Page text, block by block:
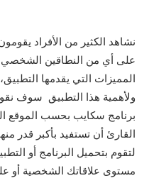
نشاهد الكثير من الأفراد
على أي من النطاقين الشخصي
المميزات التي يقدمها
ولأهمية هذا التطبيق سوف
برنامج سكايب بحسب الموقع
القارئ أن تستفيد بأكبر قدر
لتقوم بتحميل البرنامج أو
مستوى علاقاتك الشخصية أو